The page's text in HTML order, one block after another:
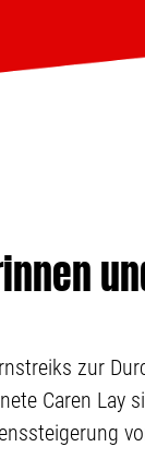
zur
Caren Lay